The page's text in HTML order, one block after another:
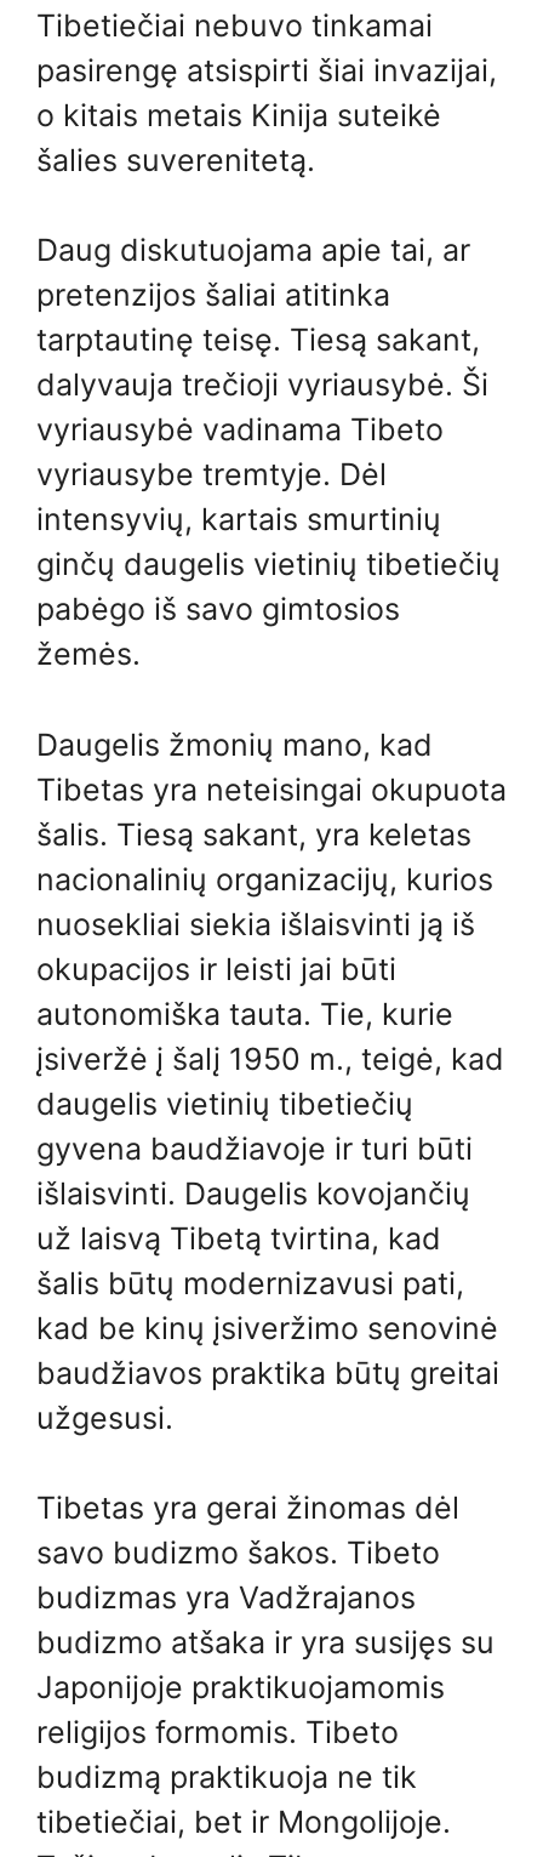
Tibetiečiai nebuvo tinkamai
pasirengę atsispirti šiai invazijai,
o kitais metais Kinija suteikė
šalies suverenitetą.
Daug diskutuojama apie tai, ar
pretenzijos šaliai atitinka
tarptautinę teisę. Tiesą sakant,
dalyvauja trečioji vyriausybė. Ši
vyriausybė vadinama Tibeto
vyriausybe tremtyje. Dėl
intensyvių, kartais smurtinių
ginčų daugelis vietinių tibetiečių
pabėgo iš savo gimtosios
žemės.
Daugelis žmonių mano, kad
Tibetas yra neteisingai okupuota
šalis. Tiesą sakant, yra keletas
nacionalinių organizacijų, kurios
nuosekliai siekia išlaisvinti ją iš
okupacijos ir leisti jai būti
autonomiška tauta. Tie, kurie
įsiveržė į šalį 1950 m., teigė, kad
daugelis vietinių tibetiečių
gyvena baudžiavoje ir turi būti
išlaisvinti. Daugelis kovojančių
už laisvą Tibetą tvirtina, kad
šalis būtų modernizavusi pati,
kad be kinų įsiveržimo senovinė
baudžiavos praktika būtų greitai
užgesusi.
Tibetas yra gerai žinomas dėl
savo budizmo šakos. Tibeto
budizmas yra Vadžrajanos
budizmo atšaka ir yra susijęs su
Japonijoje praktikuojamomis
religijos formomis. Tibeto
budizmą praktikuoja ne tik
tibetiečiai, bet ir Mongolijoje.